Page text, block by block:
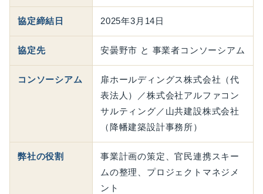
協定締結日 2025年3月14日
協定先 安曇野市 と 事業者コンソーシアム
コンソーシアム
扉ホールディングス株式会社（代
表法人）／株式会社アルファコン
サルティング／山共建設株式会社
（降幡建築設計事務所）
弊社の役割
事業計画の策定、官民連携スキー
ムの整理、プロジェクトマネジメ
ント